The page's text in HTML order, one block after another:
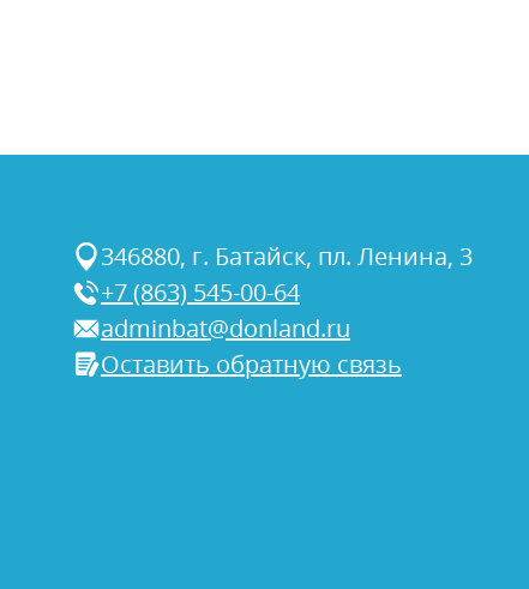
346880, г. Батайск, пл. Ленина, 3
+7 (863) 545-00-64
adminbat@donland.ru
Оставить обратную связь